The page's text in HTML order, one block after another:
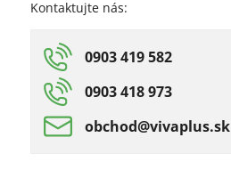
Kontaktujte nás:
0903 419 582
0903 418 973
obchod​@vivaplus​.sk